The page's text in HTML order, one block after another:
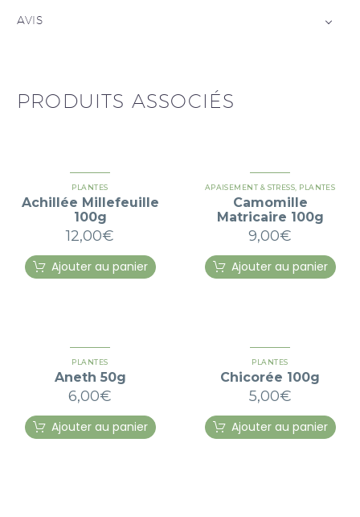
AVIS
PRODUITS ASSOCIÉS
PLANTES
Achillée Millefeuille
100g
12,00€
Ajouter au panier
APAISEMENT & STRESS PLANTES
Camomille
Matricaire 100g
9,00€
Ajouter au panier
PLANTES
Aneth 50g
6,00€
Ajouter au panier
PLANTES
Chicorée 100g
5,00€
Ajouter au panier